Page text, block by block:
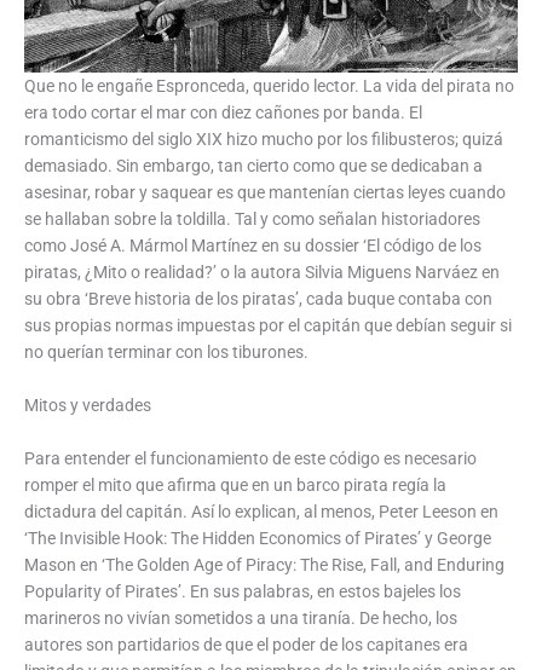
Que no le engañe Espronceda, querido lector. La vida del pirata no
era todo cortar el mar con diez cañones por banda. El
romanticismo del siglo XIX hizo mucho por los filibusteros; quizá
demasiado. Sin embargo, tan cierto como que se dedicaban a
asesinar, robar y saquear es que mantenían ciertas leyes cuando
se hallaban sobre la toldilla. Tal y como señalan historiadores
como José A. Mármol Martínez en su dossier ‘El código de los
piratas, ¿Mito o realidad?’ o la autora Silvia Miguens Narváez en
su obra ‘Breve historia de los piratas’, cada buque contaba con
sus propias normas impuestas por el capitán que debían seguir si
no querían terminar con los tiburones.
Mitos y verdades
Para entender el funcionamiento de este código es necesario
romper el mito que afirma que en un barco pirata regía la
dictadura del capitán. Así lo explican, al menos, Peter Leeson en
‘The Invisible Hook: The Hidden Economics of Pirates’ y George
Mason en ‘The Golden Age of Piracy: The Rise, Fall, and Enduring
Popularity of Pirates’. En sus palabras, en estos bajeles los
marineros no vivían sometidos a una tiranía. De hecho, los
autores son partidarios de que el poder de los capitanes era